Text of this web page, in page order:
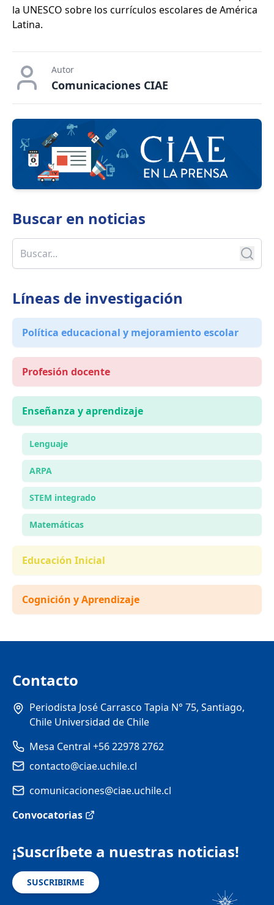
la UNESCO sobre los currículos escolares de América
Latina.
Autor
Comunicaciones CIAE
Buscar en noticias
Líneas de investigación
Política educacional y mejoramiento escolar
Profesión docente
Enseñanza y aprendizaje
Lenguaje
ARPA
STEM integrado
Matemáticas
Educación Inicial
Cognición y Aprendizaje
Contacto
Periodista José Carrasco Tapia N° 75, Santiago,
Chile Universidad de Chile
Mesa Central +56 22978 2762
contacto@ciae.uchile.cl
comunicaciones@ciae.uchile.cl
Convocatorias
¡Suscríbete a nuestras noticias!
SUSCRIBIRME